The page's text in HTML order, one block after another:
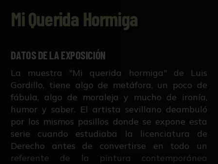
Mi Querida Hormiga
DATOS DE LA EXPOSICIÓN
La muestra "Mi querida hormiga" de Luis
Gordillo, tiene algo de metáfora, un poco de
fábula, algo de moraleja y mucho de ironía,
humor y saber. El artista sevillano deambuló
por los mismos pasillos donde se expone esta
serie cuando estudiaba la licenciatura de
Derecho antes de convertirse en todo un
referente de la pintura contemporánea